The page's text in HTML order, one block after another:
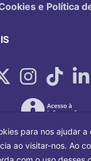
e Política
para nos ajudar a
ao visitar-nos. Ao